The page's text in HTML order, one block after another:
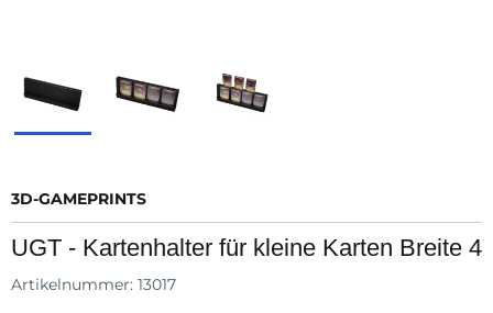
3D-GAMEPRINTS
UGT - Kartenhalter für kleine Karten Breite 4
Artikelnummer: 13017